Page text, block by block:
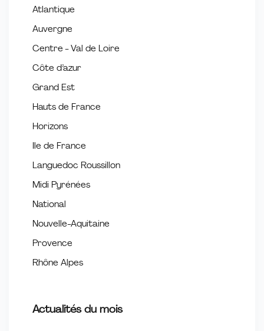
Atlantique
Auvergne
Centre - Val de Loire
Côte d’azur
Grand Est
Hauts de France
Horizons
Ile de France
Languedoc Roussillon
Midi Pyrénées
National
Nouvelle-Aquitaine
Provence
Rhône Alpes
Actualités du mois